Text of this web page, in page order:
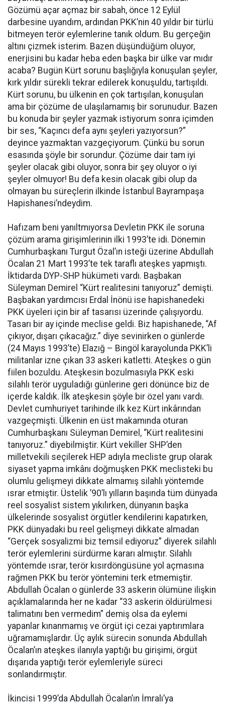
Gözümü açar açmaz bir sabah, önce 12 Eylül
darbesine uyandım, ardından PKK’nin 40 yıldır bir türlü
bitmeyen terör eylemlerine tanık oldum. Bu gerçeğin
altını çizmek isterim. Bazen düşündüğüm oluyor,
enerjisini bu kadar heba eden başka bir ülke var mıdır
acaba? Bugün Kürt sorunu başlığıyla konuşulan şeyler,
kırk yıldır sürekli tekrar edilerek konuşuldu, tartışıldı.
Kürt sorunu, bu ülkenin en çok tartışılan, konuşulan
ama bir çözüme de ulaşılamamış bir sorunudur. Bazen
bu konuda bir şeyler yazmak istiyorum sonra içimden
bir ses, “Kaçıncı defa aynı şeyleri yazıyorsun?”
deyince yazmaktan vazgeçiyorum. Çünkü bu sorun
esasında şöyle bir sorundur. Çözüme dair tam iyi
şeyler olacak gibi oluyor, sonra bir şey oluyor o iyi
şeyler olmuyor! Bu defa kesin olacak gibi olup da
olmayan bu süreçlerin ilkinde İstanbul Bayrampaşa
Hapishanesi’ndeydim.
Hafızam beni yanıltmıyorsa Devletin PKK ile soruna
çözüm arama girişimlerinin ilki 1993’te idi. Dönemin
Cumhurbaşkanı Turgut Özal’ın isteği üzerine Abdullah
Öcalan 21 Mart 1993’te tek taraflı ateşkes yapmıştı.
İktidarda DYP-SHP hükümeti vardı. Başbakan
Süleyman Demirel “Kürt realitesini tanıyoruz” demişti.
Başbakan yardımcısı Erdal İnönü ise hapishanedeki
PKK üyeleri için bir af tasarısı üzerinde çalışıyordu.
Tasarı bir ay içinde meclise geldi. Biz hapishanede, “Af
çıkıyor, dışarı çıkacağız.” diye sevinirken o günlerde
(24 Mayıs 1993’te) Elazığ – Bingöl karayolunda PKK’li
militanlar izne çıkan 33 askeri katletti. Ateşkes o gün
fiilen bozuldu. Ateşkesin bozulmasıyla PKK eski
silahlı terör uyguladığı günlerine geri dönünce biz de
içerde kaldık. İlk ateşkesin şöyle bir özel yanı vardı.
Devlet cumhuriyet tarihinde ilk kez Kürt inkârından
vazgeçmişti. Ülkenin en üst makamında oturan
Cumhurbaşkanı Süleyman Demirel, “Kürt realitesini
tanıyoruz.” diyebilmiştir. Kürt vekiller SHP’den
milletvekili seçilerek HEP adıyla mecliste grup olarak
siyaset yapma imkânı doğmuşken PKK meclisteki bu
olumlu gelişmeyi dikkate almamış silahlı yöntemde
ısrar etmiştir. Üstelik ’90’lı yılların başında tüm dünyada
reel sosyalist sistem yıkılırken, dünyanın başka
ülkelerinde sosyalist örgütler kendilerini kapatırken,
PKK dünyadaki bu reel gelişmeyi dikkate almadan
“Gerçek sosyalizmi biz temsil ediyoruz” diyerek silahlı
terör eylemlerini sürdürme kararı almıştır. Silahlı
yöntemde ısrar, terör kısırdöngüsüne yol açmasına
rağmen PKK bu terör yöntemini terk etmemiştir.
Abdullah Öcalan o günlerde 33 askerin ölümüne ilişkin
açıklamalarında her ne kadar “33 askerin öldürülmesi
talimatını ben vermedim” demiş olsa da eylemi
yapanlar kınanmamış ve örgüt içi cezai yaptırımlara
uğramamışlardır. Üç aylık sürecin sonunda Abdullah
Öcalan’ın ateşkes ilanıyla yaptığı bu girişimi, örgüt
dışarıda yaptığı terör eylemleriyle süreci
sonlandırmıştır.
İkincisi 1999’da Abdullah Öcalan’ın İmralı’ya